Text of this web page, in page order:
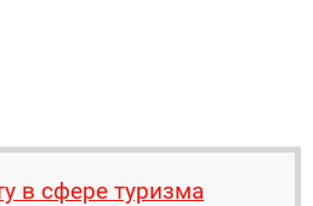
в сфере туризма